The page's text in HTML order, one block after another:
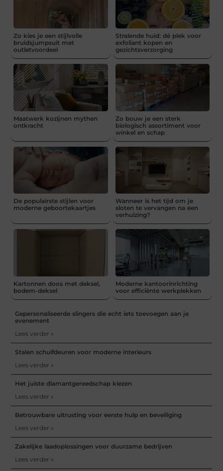
Zo kies je een stijlvolle
bruidsjumpsuit met
outletvoordeel
Stralende huid: dé plek voor
exfoliant kopen en
gezichtsverzorging
Maatwerk kozijnen mythen
ontkracht
Zo bouw je een sterk
biologisch assortiment voor
winkel en schap
De populairste stijlen voor
moderne geboortekaartjes
Wanneer is het tijd om je
sloten te vervangen na een
verhuizing?
Kartonnen doos met deksel,
bodem-deksel
Moderne kantoorinrichting
voor efficiënte werkplekken
Gepersonaliseerde slingers die echt iets toevoegen aan je
evenement
Lees verder »
Stalen schuifdeuren voor moderne interieurs
Lees verder »
Het juiste diamantgereedschap kiezen
Lees verder »
Betrouwbare uitrusting voor eerste hulp en beveiliging
Lees verder »
Zakelijke laadoplossingen voor duurzame bedrijven
Lees verder »